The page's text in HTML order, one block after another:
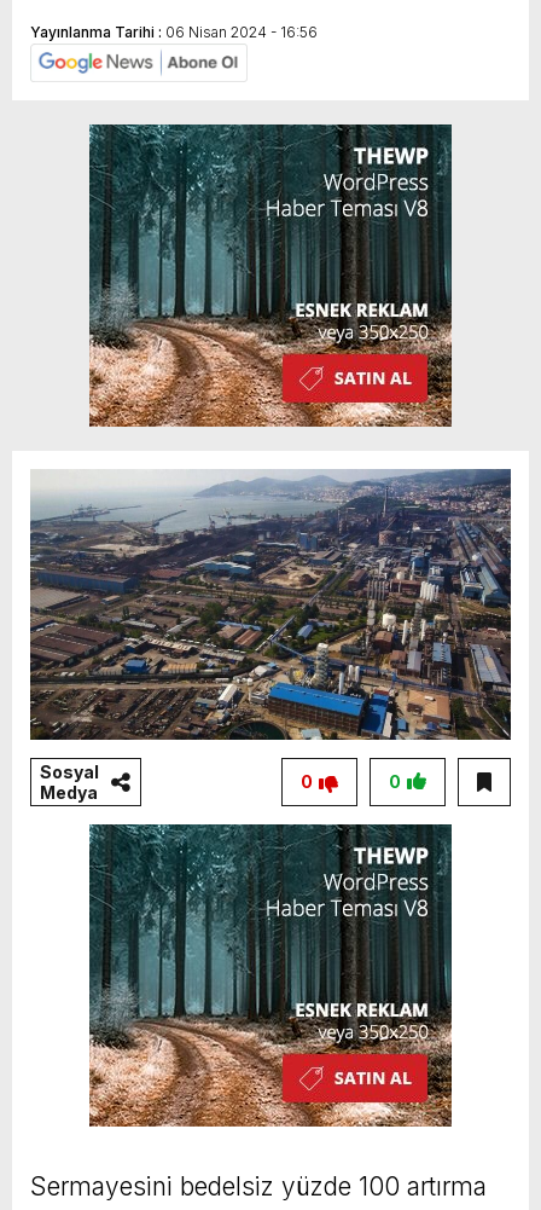
Yayınlanma Tarihi : 06 Nisan 2024 - 16:56
Sosyal
Medya
0
0
Sermayesini bedelsiz yüzde 100 artırma